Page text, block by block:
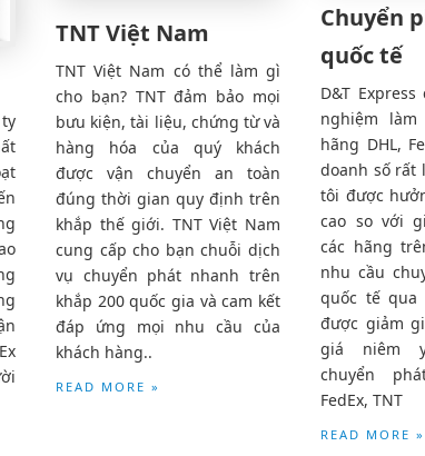
TNT Việt Nam
TNT Việt Nam có thể làm gì
cho bạn? TNT đảm bảo mọi
bưu kiện, tài liệu, chứng từ và
hàng hóa của quý khách
được vận chuyển an toàn
đúng thời gian quy định trên
khắp thế giới. TNT Việt Nam
cung cấp cho bạn chuỗi dịch
vụ chuyển phát nhanh trên
khắp 200 quốc gia và cam kết
đáp ứng mọi nhu cầu của
khách hàng..
READ MORE »
Chuyển
quốc tế
D&T
nghiệm
hãng DHL,
doanh số rất
tôi được
cao so với
các hãng
nhu cầu
quốc tế qua
được giảm
giá niêm
chuyển
FedEx, TNT
READ MORE »